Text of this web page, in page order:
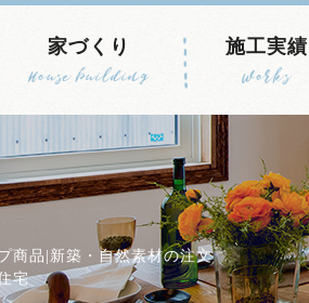
家づくり
House building
施工実績
Works
商品|新築・自然素材の注文
宅